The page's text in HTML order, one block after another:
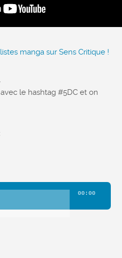
manga sur Sens Critique !
le hashtag #5DC et on
00:00